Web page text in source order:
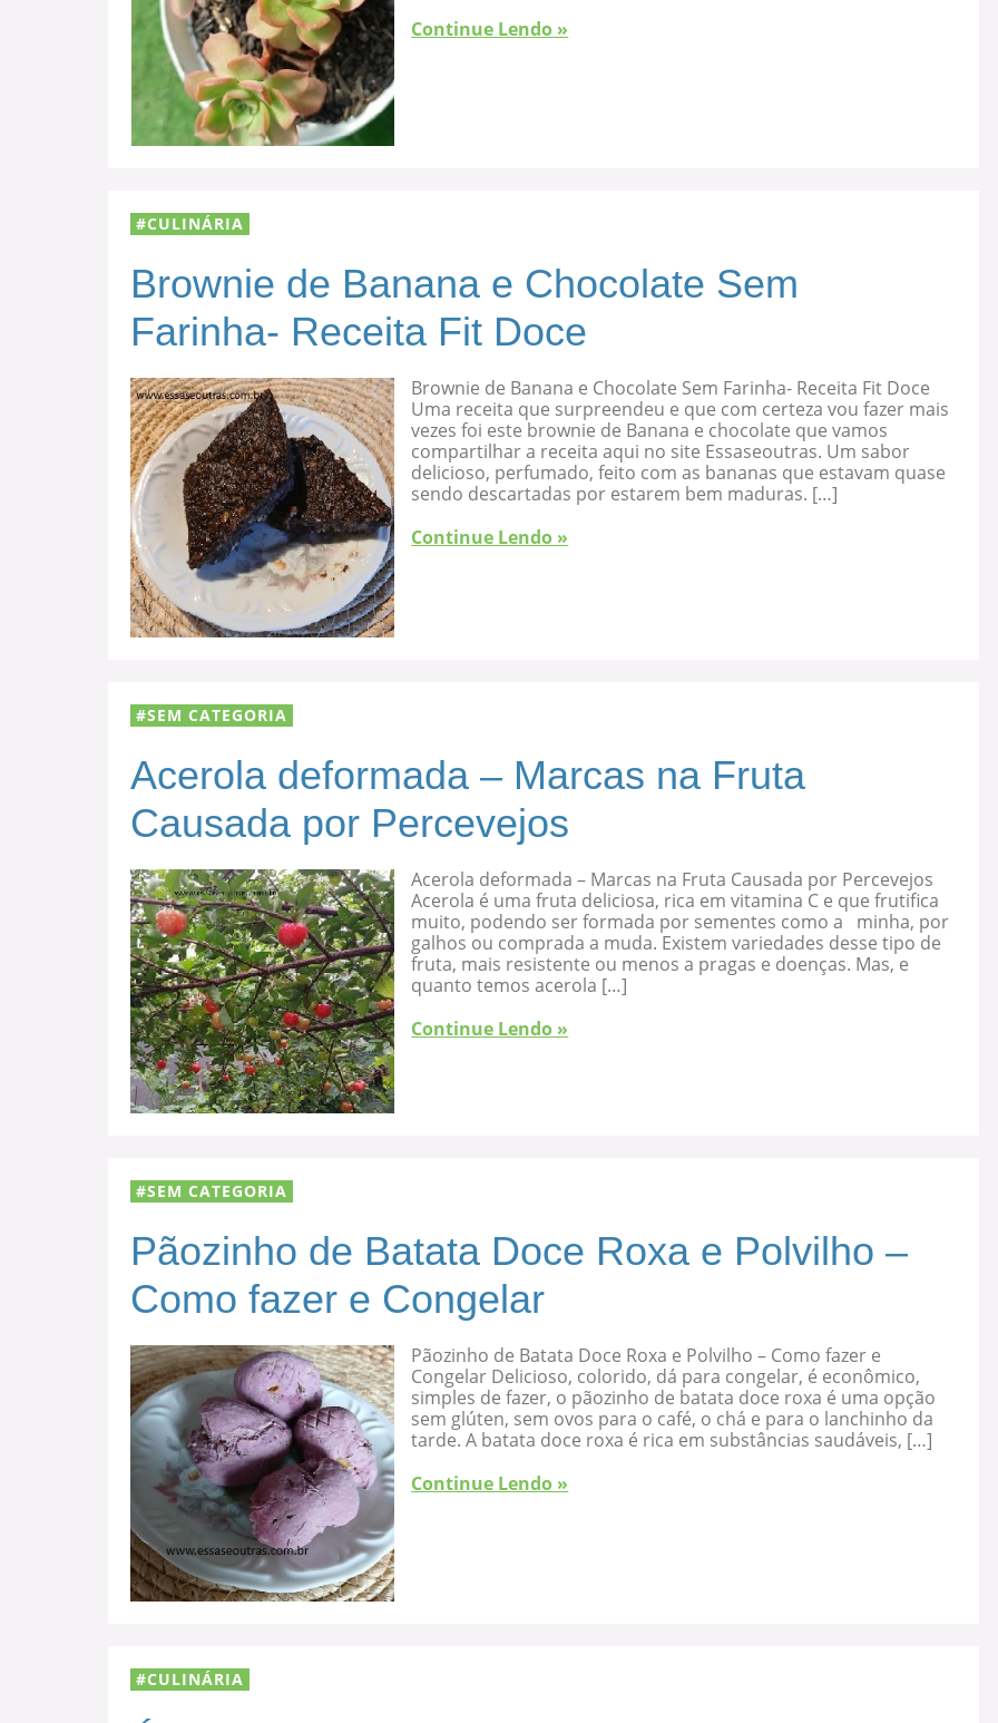
Continue Lendo »
CULINÁRIA
Brownie de Banana e Chocolate Sem
Farinha- Receita Fit Doce
Brownie de Banana e Chocolate Sem Farinha- Receita Fit Doce
Uma receita que surpreendeu e que com certeza vou fazer mais
vezes foi este brownie de Banana e chocolate que vamos
compartilhar a receita aqui no site Essaseoutras. Um sabor
delicioso, perfumado, feito com as bananas que estavam quase
sendo descartadas por estarem bem maduras. […]
Continue Lendo »
SEM CATEGORIA
Acerola deformada – Marcas na Fruta
Causada por Percevejos
Acerola deformada – Marcas na Fruta Causada por Percevejos
Acerola é uma fruta deliciosa, rica em vitamina C e que frutifica
muito, podendo ser formada por sementes como a minha, por
galhos ou comprada a muda. Existem variedades desse tipo de
fruta, mais resistente ou menos a pragas e doenças. Mas, e
quanto temos acerola […]
Continue Lendo »
SEM CATEGORIA
Pãozinho de Batata Doce Roxa e Polvilho –
Como fazer e Congelar
Pãozinho de Batata Doce Roxa e Polvilho – Como fazer e
Congelar Delicioso, colorido, dá para congelar, é econômico,
simples de fazer, o pãozinho de batata doce roxa é uma opção
sem glúten, sem ovos para o café, o chá e para o lanchinho da
tarde. A batata doce roxa é rica em substâncias saudáveis, […]
Continue Lendo »
CULINÁRIA